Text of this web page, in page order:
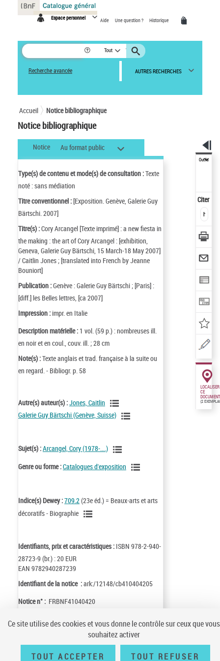
Espace personnel Aide Une question ? Historique
Tout
Recherche avancée AUTRES RECHERCHES
Accueil Notice bibliographique
Notice bibliographique
Notice Au format public
Type(s) de contenu et mode(s) de consultation :Texte
noté : sans médiation
Titre conventionnel : [Exposition. Genève, Galerie Guy
Bärtschi. 2007]
Titre(s) :Cory Arcangel [Texte imprimé] : a new fiesta in
the making : the art of Cory Arcangel : [exhibition,
Geneva, Galerie Guy Bärtschi, 15 March-18 May 2007]
/ Caitlin Jones ; [translated into French by Jeanne
Bouniort]
Publication :Genève : Galerie Guy Bärtschi ; [Paris] :
[diff.] les Belles lettres, [ca 2007]
Impression : impr. en Italie
Description matérielle : 1 vol. (59 p.) : nombreuses ill.
en noir et en coul., couv. ill. ; 28 cm
Note(s) :Texte anglais et trad. française à la suite ou
en regard. - Bibliogr. p. 58
Autre(s) auteur(s) :Jones, Caitlin
Galerie Guy Bärtschi (Genève, Suisse)
Sujet(s) :Arcangel, Cory (1978-....)
Genre ou forme :Catalogues d'exposition
Indice(s) Dewey :709.2(23e éd.) = Beaux-arts et arts
décoratifs - Biographie
Identifiants, prix et caractéristiques : ISBN 978-2-940-
28723-9 (br.) : 20 EUR
EAN 9782940287239
Identifiant de la notice :ark:/12148/cb410404205
Notice n° : FRBNF41040420
Outils
Citer
LOCALISER
CE
DOCUMENT
(2
Panneau de gestion des cookies
Ce site utilise des cookies et vous donne le contrôle sur ceux que vous
souhaitez activer
TOUT ACCEPTER TOUT REFUSER